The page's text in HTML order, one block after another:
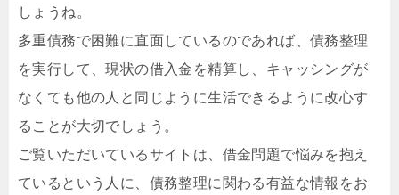
しょうね。
多重債務で困難に直面しているのであれば、債務整理
を実行して、現状の借入金を精算し、キャッシングが
なくても他の人と同じように生活できるように改心す
ることが大切でしょう。
ご覧いただいているサイトは、借金問題で悩みを抱え
ているという人に、債務整理に関わる有益な情報をお